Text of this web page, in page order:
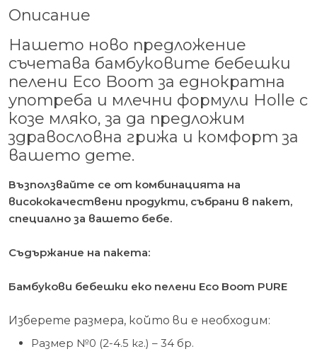
цена
Описание
Нашето ново предложение
съчетава бамбуковите бебешки
пелени Eco Boom за еднократна
употреба и млечни формули Holle с
козе мляко, за да предложим
здравословна грижа и комфорт за
вашето дете.
Възползвайте се от комбинацията на
висококачествени продукти, събрани в пакет,
специално за вашето бебе.
Съдържание на пакета:
Бамбукови бебешки еко пелени Eco Boom PURE
Изберете размера, който ви е необходим:
Размер №0 (2-4.5 кг.) – 34 бр.